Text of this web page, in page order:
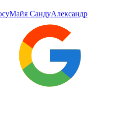
Майя СандуАлександр